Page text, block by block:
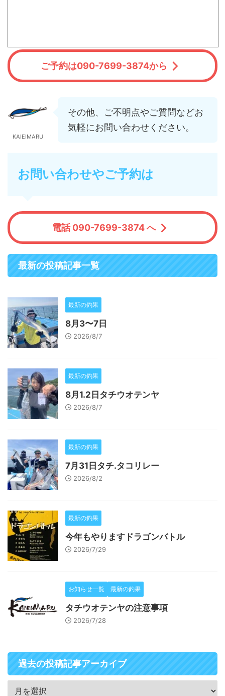
ご予約は090-7699-3874から
KAIEIMARU
その他、ご不明点やご質問などお
気軽にお問い合わせください。
お問い合わせやご予約は
電話 090-7699-3874 へ
最新の投稿記事一覧
最新の釣果
8月3〜7日
2026/8/7
最新の釣果
8月1.2日タチウオテンヤ
2026/8/7
最新の釣果
7月31日タチ.タコリレー
2026/8/2
最新の釣果
今年もやりますドラゴンバトル
2026/7/29
お知らせ一覧 最新の釣果
タチウオテンヤの注意事項
2026/7/28
過去の投稿記事アーカイブ